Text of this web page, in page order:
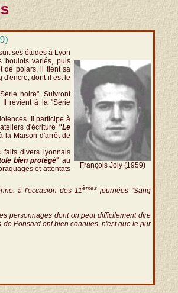
ses études à Lyon
boulots variés, puis
de polars, il tient sa
d'encre, dont il est le
noire". Suivront
Il revient à la "Série
Il participe à
d'écriture "Le
la Maison d'arrêt de
faits divers lyonnais
bien protégé" au
et attentats
François Joly (1959)
à l'occasion des 11èmes journées "Sang
personnages dont on peut difficilement dire
Ponsard ont bien connues, n'est que le pur